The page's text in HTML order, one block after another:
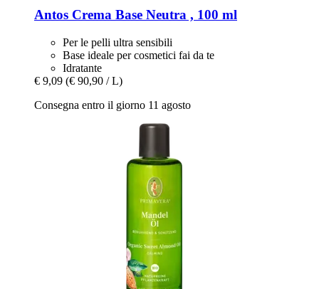
Antos Crema Base Neutra , 100 ml
Per le pelli ultra sensibili
Base ideale per cosmetici fai da te
Idratante
€ 9,09 (€ 90,90 / L)
Consegna entro il giorno 11 agosto